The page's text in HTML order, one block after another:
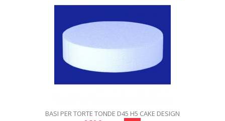
BASI PER TORTE TONDE D45 H5 CAKE DESIGN